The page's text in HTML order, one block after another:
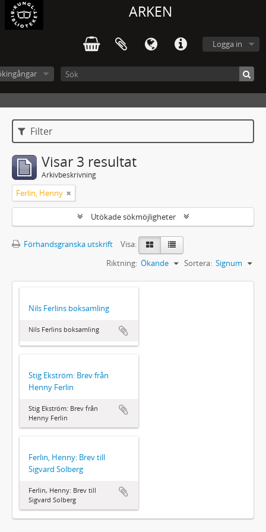
ARKEN
Logga in
Filter
Visar 3 resultat
Arkivbeskrivning
Ferlin, Henny
Utökade sökmöjligheter
Förhandsgranska utskrift
Visa:
Sortera: Signum
Riktning: Ökande
Nils Ferlins boksamling
Nils Ferlins boksamling
Stig Ekström: Brev från
Henny Ferlin
Stig Ekström: Brev från
Henny Ferlin
Ferlin, Henny: Brev till
Sigvard Solberg
Ferlin, Henny: Brev till
Sigvard Solberg